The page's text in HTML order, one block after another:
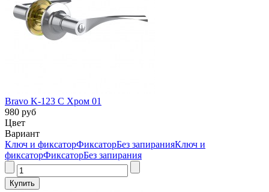
Bravo K-123 C Хром 01
980 руб
Цвет
Вариант
Ключ и фиксаторФиксаторБез запиранияКлюч и
фиксаторФиксаторБез запирания